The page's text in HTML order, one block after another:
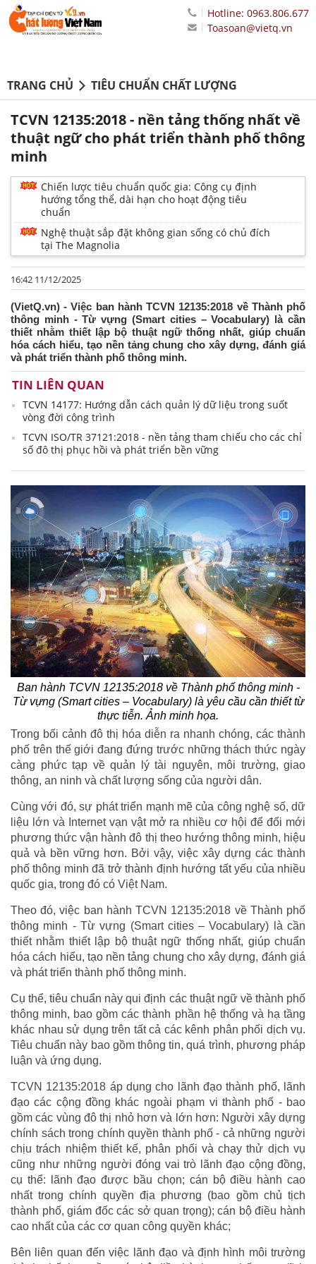
Hotline: 0963.806.677
Toasoan@vietq.vn
TRANG CHỦ TIÊU CHUẨN CHẤT LƯỢNG
TCVN 12135:2018 - nền tảng thống nhất về
thuật ngữ cho phát triển thành phố thông
minh
Chiến lược tiêu chuẩn quốc gia: Công cụ định
hướng tổng thể, dài hạn cho hoạt động tiêu
chuẩn
Nghệ thuật sắp đặt không gian sống có chủ đích
tại The Magnolia
16:42 11/12/2025
(VietQ.vn) - Việc ban hành TCVN 12135:2018 về Thành phố
thông minh - Từ vựng (Smart cities – Vocabulary) là cần
thiết nhằm thiết lập bộ thuật ngữ thống nhất, giúp chuẩn
hóa cách hiểu, tạo nền tảng chung cho xây dựng, đánh giá
và phát triển thành phố thông minh.
TIN LIÊN QUAN
TCVN 14177: Hướng dẫn cách quản lý dữ liệu trong suốt
vòng đời công trình
TCVN ISO/TR 37121:2018 - nền tảng tham chiếu cho các chỉ
số đô thị phục hồi và phát triển bền vững
Ban hành TCVN 12135:2018 về Thành phố thông minh -
Từ vựng (Smart cities – Vocabulary) là yêu cầu cần thiết từ
thực tiễn. Ảnh minh họa.
Trong bối cảnh đô thị hóa diễn ra nhanh chóng, các thành
phố trên thế giới đang đứng trước những thách thức ngày
càng phức tạp về quản lý tài nguyên, môi trường, giao
thông, an ninh và chất lượng sống của người dân.
Cùng với đó, sự phát triển mạnh mẽ của công nghệ số, dữ
liệu lớn và Internet vạn vật mở ra nhiều cơ hội để đổi mới
phương thức vận hành đô thị theo hướng thông minh, hiệu
quả và bền vững hơn. Bởi vậy, việc xây dựng các thành
phố thông minh đã trở thành định hướng tất yếu của nhiều
quốc gia, trong đó có Việt Nam.
Theo đó, việc ban hành TCVN 12135:2018 về Thành phố
thông minh - Từ vựng (Smart cities – Vocabulary) là cần
thiết nhằm thiết lập bộ thuật ngữ thống nhất, giúp chuẩn
hóa cách hiểu, tạo nền tảng chung cho xây dựng, đánh giá
và phát triển thành phố thông minh.
Cụ thể, tiêu chuẩn này qui định các thuật ngữ về thành phố
thông minh, bao gồm các thành phần hệ thống và hạ tầng
khác nhau sử dụng trên tất cả các kênh phân phối dịch vụ.
Tiêu chuẩn này bao gồm thông tin, quá trình, phương pháp
luận và ứng dụng.
TCVN 12135:2018 áp dụng cho lãnh đạo thành phố, lãnh
đạo các cộng đồng khác ngoài phạm vi thành phố - bao
gồm các vùng đô thị nhỏ hơn và lớn hơn: Người xây dựng
chính sách trong chính quyền thành phố - cả những người
chịu trách nhiệm thiết kế, phân phối và chạy thử dịch vụ
cũng như những người đóng vai trò lãnh đạo cộng đồng,
cụ thể: lãnh đạo được bầu chọn; cán bộ điều hành cao
nhất trong chính quyền địa phương (bao gồm chủ tịch
thành phố, giám đốc các sở quan trọng); cán bộ điều hành
cao nhất của các cơ quan công quyền khác;
Bên liên quan đến việc lãnh đạo và định hình môi trường